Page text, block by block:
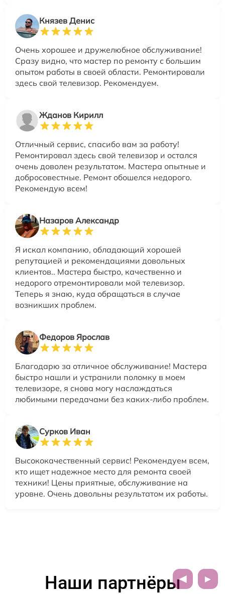
Князев Денис
Очень хорошее и дружелюбное обслуживание!
Сразу видно, что мастер по ремонту с большим
опытом работы в своей области. Ремонтировали
здесь свой телевизор. Рекомендуем.
Жданов Кирилл
Отличный сервис, спасибо вам за работу!
Ремонтировал здесь свой телевизор и остался
очень доволен результатом. Мастера опытные и
добросовестные. Ремонт обошелся недорого.
Рекомендую всем!
Назаров Александр
Я искал компанию, обладающий хорошей
репутацией и рекомендациями довольных
клиентов.. Мастера быстро, качественно и
недорого отремонтировали мой телевизор.
Теперь я знаю, куда обращаться в случае
возникших проблем.
Федоров Ярослав
Благодарю за отличное обслуживание! Мастера
быстро нашли и устранили поломку в моем
телевизоре, я снова могу наслаждаться
любимыми передачами без каких-либо проблем.
Сурков Иван
Высококачественный сервис! Рекомендуем всем,
кто ищет надежное место для ремонта своей
техники! Цены приятные, обслуживание на
уровне. Очень довольны результатом их работы.
Наши партнёры